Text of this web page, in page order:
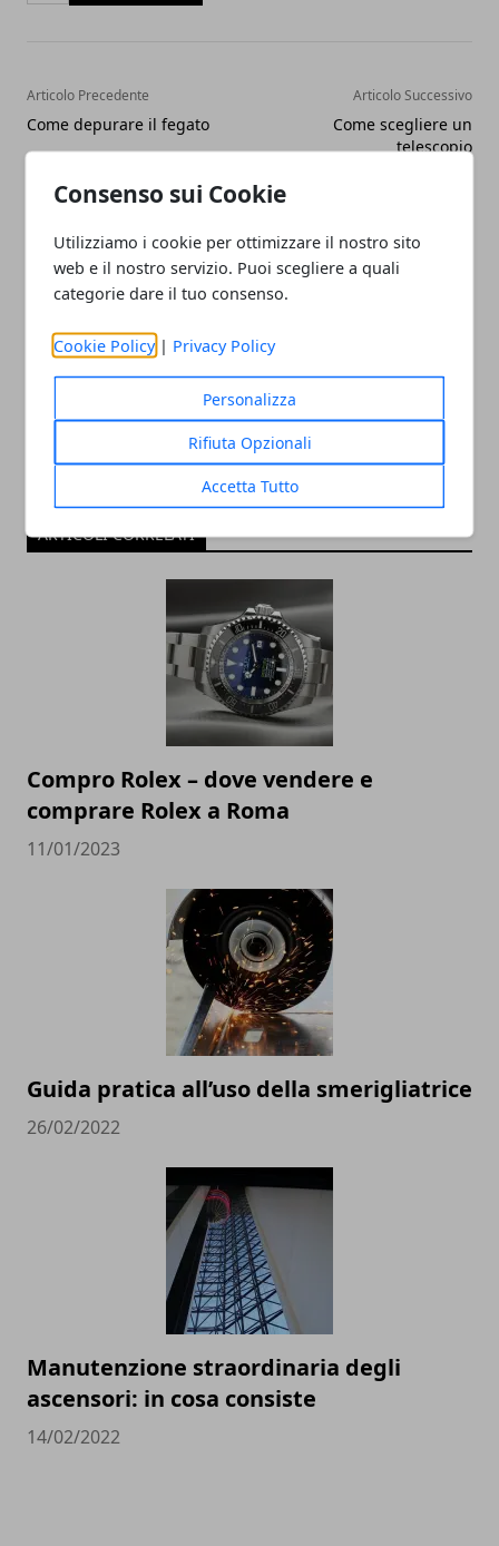
Consenso sui Cookie
Utilizziamo i cookie per ottimizzare il nostro sito
web e il nostro servizio. Puoi scegliere a quali
categorie dare il tuo consenso.
Cookie Policy | Privacy Policy
Personalizza
Rifiuta Opzionali
Accetta Tutto
Articolo Precedente
Come depurare il fegato
Articolo Successivo
Come scegliere un
telescopio
ARTICOLI CORRELATI
Compro Rolex – dove vendere e
comprare Rolex a Roma
11/01/2023
Guida pratica all’uso della smerigliatrice
26/02/2022
Manutenzione straordinaria degli
ascensori: in cosa consiste
14/02/2022